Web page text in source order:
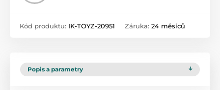
Kód produktu: IK-TOYZ-20951 Záruka: 24 měsíců
Popis a parametry